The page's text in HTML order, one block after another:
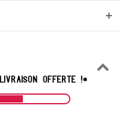
LIVRAISON OFFERTE !*